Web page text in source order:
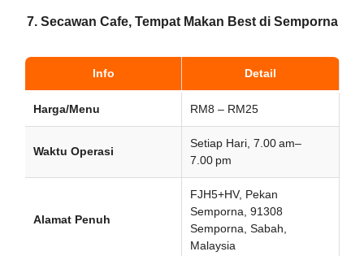
7. Secawan Cafe, Tempat Makan Best di Semporna
Info Detail
Harga/Menu RM8 – RM25
Waktu Operasi
Setiap Hari, 7.00 am–
7.00 pm
Alamat Penuh
FJH5+HV, Pekan
Semporna, 91308
Semporna, Sabah,
Malaysia